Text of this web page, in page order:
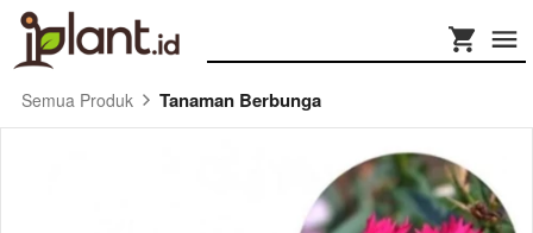
Semua Produk Tanaman Berbunga